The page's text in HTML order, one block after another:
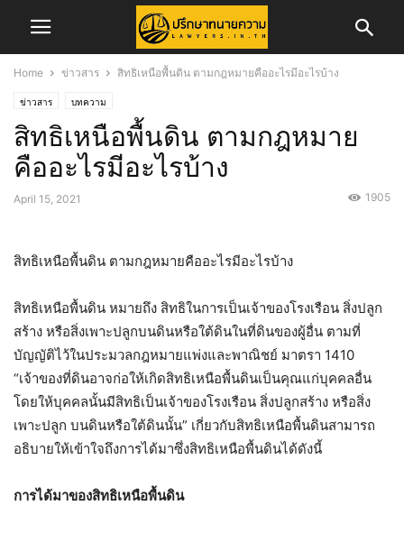
Home ข่าวสาร สิทธิเหนือพื้นดิน ตามกฎหมายคืออะไรมีอะไรบ้าง
ข่าวสาร บทความ
สิทธิเหนือพื้นดิน ตามกฎหมาย
คืออะไรมีอะไรบ้าง
April 15, 2021 1905
สิทธิเหนือพื้นดิน ตามกฎหมายคืออะไรมีอะไรบ้าง
สิทธิเหนือพื้นดิน หมายถึง สิทธิในการเป็นเจ้าของโรงเรือน สิ่งปลูก
สร้าง หรือสิ่งเพาะปลูกบนดินหรือใต้ดินในที่ดินของผู้อื่น ตามที่
บัญญัติไว้ในประมวลกฎหมายแพ่งและพาณิชย์ มาตรา 1410
“เจ้าของที่ดินอาจก่อให้เกิดสิทธิเหนือพื้นดินเป็นคุณแก่บุคคลอื่น
โดยให้บุคคลนั้นมีสิทธิเป็นเจ้าของโรงเรือน สิ่งปลูกสร้าง หรือสิ่ง
เพาะปลูก บนดินหรือใต้ดินนั้น” เกี่ยวกับสิทธิเหนือพื้นดินสามารถ
อธิบายให้เข้าใจถึงการได้มาซึ่งสิทธิเหนือพื้นดินได้ดังนี้
การได้มาของสิทธิเหนือพื้นดิน